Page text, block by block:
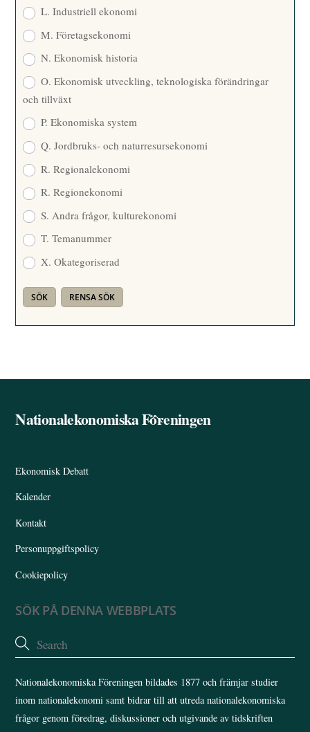
L. Industriell ekonomi
M. Företagsekonomi
N. Ekonomisk historia
O. Ekonomisk utveckling, teknologiska förändringar
och tillväxt
P. Ekonomiska system
Q. Jordbruks- och naturresursekonomi
R. Regionalekonomi
R. Regionekonomi
S. Andra frågor, kulturekonomi
T. Temanummer
X. Okategoriserad
Back
Nationalekonomiska Föreningen
Ekonomisk Debatt
Kalender
Kontakt
Personuppgiftspolicy
Cookiepolicy
SÖK PÅ DENNA WEBBPLATS
Nationalekonomiska Föreningen bildades 1877 och främjar studier
inom nationalekonomi samt bidrar till att utreda nationalekonomiska
frågor genom föredrag, diskussioner och utgivande av tidskriften